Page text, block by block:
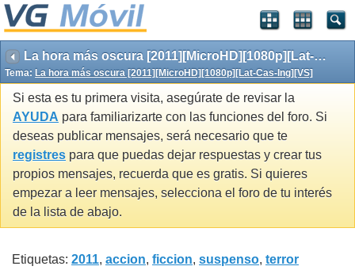
La hora más oscura [2011][MicroHD][1080p][Lat-Cas-Ing][VS]
Tema: La hora más oscura [2011][MicroHD][1080p][Lat-Cas-Ing][VS]
Si esta es tu primera visita, asegúrate de revisar la
AYUDA para familiarizarte con las funciones del foro. Si
deseas publicar mensajes, será necesario que te
registres para que puedas dejar respuestas y crear tus
propios mensajes, recuerda que es gratis. Si quieres
empezar a leer mensajes, selecciona el foro de tu interés
de la lista de abajo.
Etiquetas: 2011, accion, ficcion, suspenso, terror